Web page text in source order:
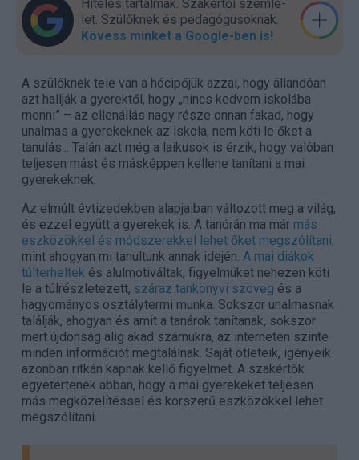
Hiteles tartalmak. Szakér­tői szem­lé­
let. Szülők­nek és pedagógu­sok­nak.
Kövess minket a Google-ben is!
A szülőknek tele van a hócipőjük azzal, hogy állandóan
azt hallják a gyerektől, hogy „nincs kedvem iskolába
menni” – az ellenállás nagy része onnan fakad, hogy
unalmas a gyerekeknek az iskola, nem köti le őket a
tanulás... Talán azt még a laikusok is érzik, hogy valóban
teljesen mást és másképpen kellene tanítani a mai
gyerekeknek.
Az elmúlt évtizedekben alapjaiban változott meg a világ,
és ezzel együtt a gyerekek is. A tanórán ma mármás
eszközökkel és módszerekkel lehet őket megszólítani,
mint ahogyan mi tanultunk annak idején. A mai diákok
túlterheltek és alulmotiváltak, figyelmüket nehezen köti
le a túlrészletezett, száraz tankönyvi szöveg és a
hagyományos osztálytermi munka. Sokszor unalmasnak
találják, ahogyan és amit a tanárok tanítanak, sokszor
mert újdonság alig akad számukra, az interneten szinte
minden információt megtalálnak. Saját ötleteik, igényeik
azonban ritkán kapnak kellő figyelmet. A szakértők
egyetértenek abban, hogy a mai gyerekeket teljesen
más megközelítéssel és korszerű eszközökkel lehet
megszólítani.